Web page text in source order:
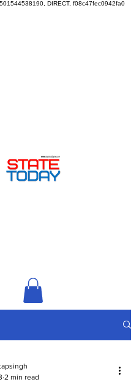
DIRECT, f08c47fec0942fa0
2 min read